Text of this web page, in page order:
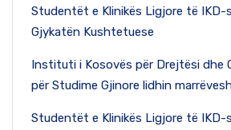
Studentët e Klinikës Ligjore të IKD-
Gjykatën Kushtetuese
Instituti i Kosovës për Drejtësi dhe
për Studime Gjinore lidhin
Studentët e Klinikës Ligjore të IKD-